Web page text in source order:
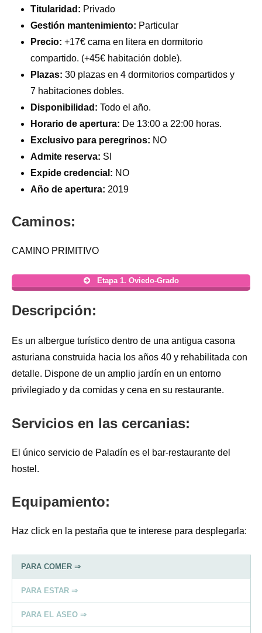
Titularidad: Privado
Gestión mantenimiento: Particular
Precio: +17€ cama en litera en dormitorio
compartido. (+45€ habitación doble).
Plazas: 30 plazas en 4 dormitorios compartidos y
7 habitaciones dobles.
Disponibilidad: Todo el año.
Horario de apertura: De 13:00 a 22:00 horas.
Exclusivo para peregrinos: NO
Admite reserva: SI
Expide credencial: NO
Año de apertura: 2019
Caminos:
CAMINO PRIMITIVO
Etapa 1. Oviedo-Grado
Descripción:
Es un albergue turístico dentro de una antigua casona
asturiana construida hacia los años 40 y rehabilitada con
detalle. Dispone de un amplio jardín en un entorno
privilegiado y da comidas y cena en su restaurante.
Servicios en las cercanias:
El único servicio de Paladín es el bar-restaurante del
hostel.
Equipamiento:
Haz click en la pestaña que te interese para desplegarla:
PARA COMER ⇒
PARA ESTAR ⇒
PARA EL ASEO ⇒